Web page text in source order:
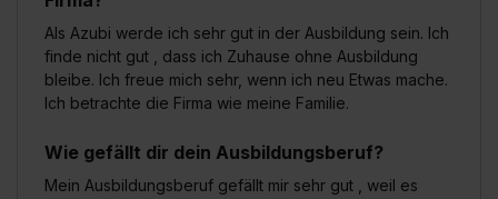
der Kategorien „Präferenzen“, „Statistiken“ und „Social
Media und Marketing“ umfasst hierbei die Einwilligung
zur Übermittlung deiner Daten in die USA (Art. 49 Abs. 1
angemessenes Datenschutzniveau (EuGH – Schrems
II). Du kannst die von dir erteilte Einwilligung jederzeit mit
Als Azubi werde ich sehr gut in der Ausbildung sein. Ich
finde nicht gut , dass ich Zuhause ohne Ausbildung
bleibe. Ich freue mich sehr, wenn ich neu Etwas mache.
Ich betrachte die Firma wie meine Familie.
Wie gefällt dir dein Ausbildungsberuf?
Mein Ausbildungsberuf gefällt mir sehr gut , weil es